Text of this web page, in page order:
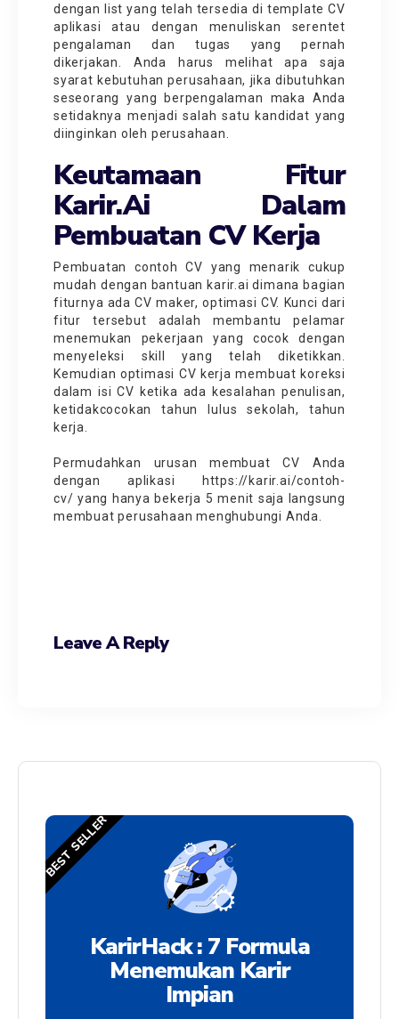
dengan list yang telah tersedia di template CV
aplikasi atau dengan menuliskan serentet
pengalaman dan tugas yang pernah
dikerjakan. Anda harus melihat apa saja
syarat kebutuhan perusahaan, jika dibutuhkan
seseorang yang berpengalaman maka Anda
setidaknya menjadi salah satu kandidat yang
diinginkan oleh perusahaan.
Keutamaan Fitur
Karir.ai Dalam
Pembuatan CV Kerja
Pembuatan contoh CV yang menarik cukup
mudah dengan bantuan karir.ai dimana bagian
fiturnya ada CV maker, optimasi CV. Kunci dari
fitur tersebut adalah membantu pelamar
menemukan pekerjaan yang cocok dengan
menyeleksi skill yang telah diketikkan.
Kemudian optimasi CV kerja membuat koreksi
dalam isi CV ketika ada kesalahan penulisan,
ketidakcocokan tahun lulus sekolah, tahun
kerja.
Permudahkan urusan membuat CV Anda
dengan aplikasi
https://karir.ai/contoh-
cv/ yang hanya bekerja 5 menit saja langsung
membuat perusahaan menghubungi Anda.
Leave A Reply
KarirHack : 7 Formula
Menemukan Karir
Impian
BEST SELLER